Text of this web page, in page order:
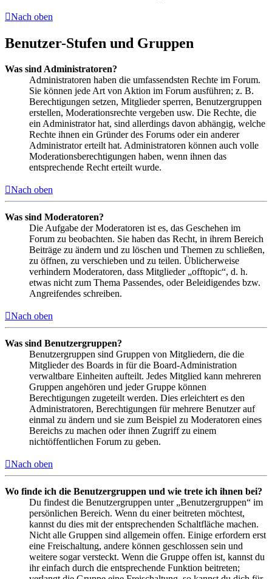
Nach oben
Benutzer-Stufen und Gruppen
Was sind Administratoren?
Administratoren haben die umfassendsten Rechte im Forum.
Sie können jede Art von Aktion im Forum ausführen; z. B.
Berechtigungen setzen, Mitglieder sperren, Benutzergruppen
erstellen, Moderationsrechte vergeben usw. Die Rechte, die
ein Administrator hat, sind allerdings davon abhängig, welche
Rechte ihnen ein Gründer des Forums oder ein anderer
Administrator erteilt hat. Administratoren können auch volle
Moderationsberechtigungen haben, wenn ihnen das
entsprechende Recht erteilt wurde.
Nach oben
Was sind Moderatoren?
Die Aufgabe der Moderatoren ist es, das Geschehen im
Forum zu beobachten. Sie haben das Recht, in ihrem Bereich
Beiträge zu ändern und zu löschen und Themen zu schließen,
zu öffnen, zu verschieben und zu teilen. Üblicherweise
verhindern Moderatoren, dass Mitglieder „offtopic“, d. h.
etwas nicht zum Thema Passendes, oder Beleidigendes bzw.
Angreifendes schreiben.
Nach oben
Was sind Benutzergruppen?
Benutzergruppen sind Gruppen von Mitgliedern, die die
Mitglieder des Boards in für die Board-Administration
verwaltbare Einheiten aufteilt. Jedes Mitglied kann mehreren
Gruppen angehören und jeder Gruppe können
Berechtigungen zugeteilt werden. Dies erleichtert es den
Administratoren, Berechtigungen für mehrere Benutzer auf
einmal zu ändern und sie zum Beispiel zu Moderatoren eines
Bereichs zu machen oder ihnen Zugriff zu einem
nichtöffentlichen Forum zu geben.
Nach oben
Wo finde ich die Benutzergruppen und wie trete ich ihnen bei?
Du findest die Benutzergruppen unter „Benutzergruppen“ im
persönlichen Bereich. Wenn du einer beitreten möchtest,
kannst du dies mit der entsprechenden Schaltfläche machen.
Nicht alle Gruppen sind allgemein offen. Einige erfordern erst
eine Freischaltung, andere können geschlossen sein und
weitere sogar versteckt. Wenn die Gruppe offen ist, kannst du
ihr einfach durch die entsprechende Funktion beitreten;